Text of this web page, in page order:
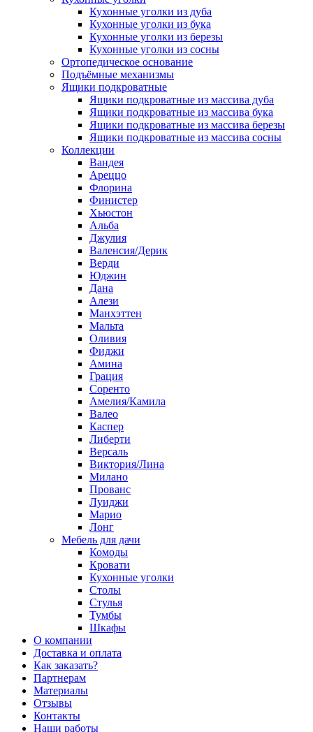
Кухонные уголки из дуба
Кухонные уголки из бука
Кухонные уголки из березы
Кухонные уголки из сосны
Ортопедическое основание
Подъёмные механизмы
Ящики подкроватные
Ящики подкроватные из массива дуба
Ящики подкроватные из массива бука
Ящики подкроватные из массива березы
Ящики подкроватные из массива сосны
Коллекции
Вандея
Ареццо
Флорина
Финистер
Хьюстон
Альба
Джулия
Валенсия/Дерик
Верди
Юджин
Дана
Алези
Манхэттен
Мальта
Оливия
Фиджи
Амина
Грация
Соренто
Амелия/Камила
Валео
Каспер
Либерти
Версаль
Виктория/Лина
Милано
Прованс
Луиджи
Марио
Лонг
Мебель для дачи
Комоды
Кровати
Кухонные уголки
Столы
Стулья
Тумбы
Шкафы
О компании
Доставка и оплата
Как заказать?
Партнерам
Материалы
Отзывы
Контакты
Наши работы